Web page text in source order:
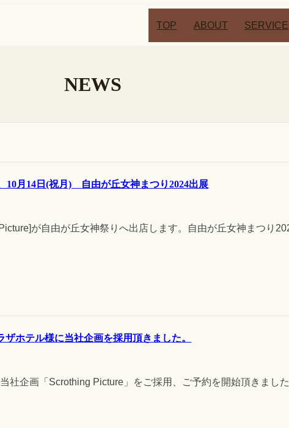
TOP ABOUT SERVICE
NEWS
10月14日(祝月) 自由が丘女神まつり2024出展
が自由が丘女神祭りへ出店します。自由が丘女神まつり
ホテル様に当社企画を採用頂きました。
社企画「Scrothing Picture」をご採用、ご予約を開始頂きました